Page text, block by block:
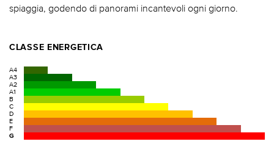
spiaggia, godendo di panorami incantevoli ogni giorno.
CLASSE ENERGETICA
A4
A3
A2
A1
B
C
D
E
F
G